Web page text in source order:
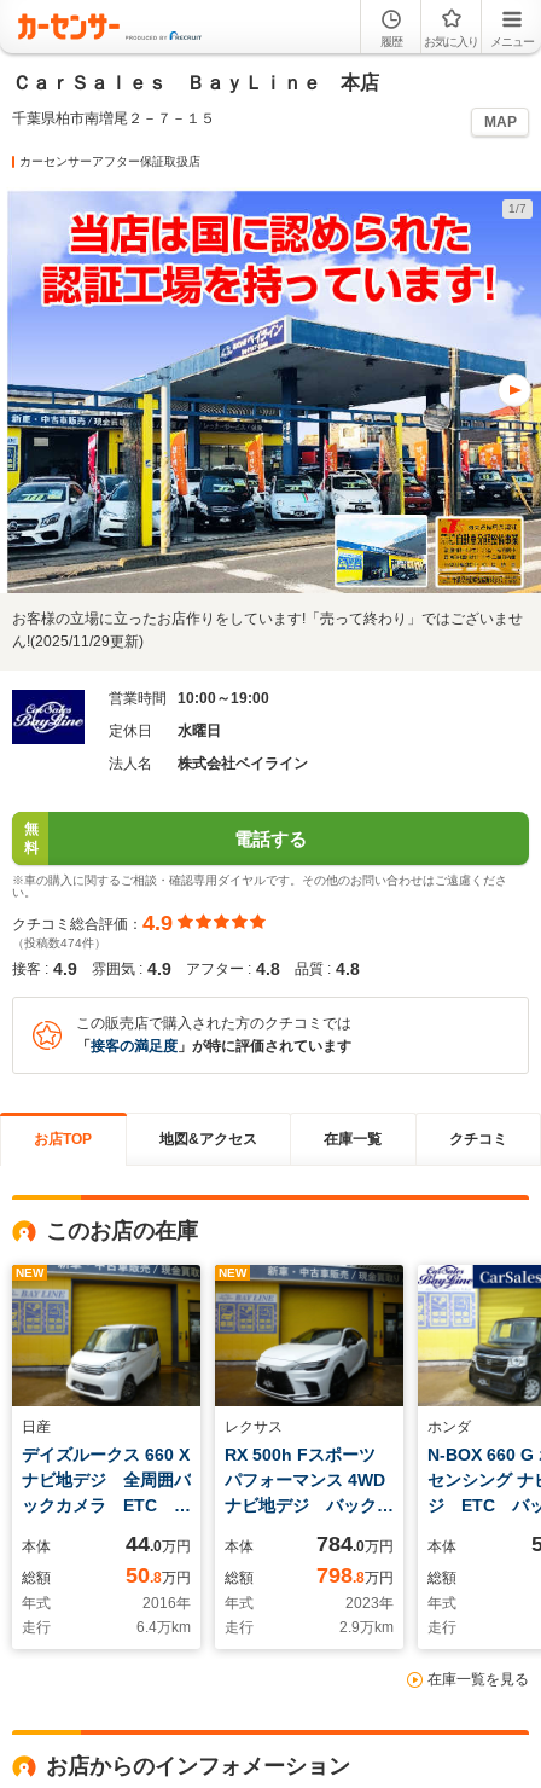
履歴 お気に入り メニュー
ＣａｒＳａｌｅｓ ＢａｙＬｉｎｅ 本店
千葉県柏市南増尾２－７－１５ MAP
カーセンサーアフター保証取扱店
1/7
お客様の立場に立ったお店作りをしています!「売って終わり」ではございませ
ん!(2025/11/29更新)
営業時間
10:00～19:00
定休日
水曜日
法人名
株式会社ベイライン
無
料
電話する
※車の購入に関するご相談・確認専用ダイヤルです。その他のお問い合わせはご遠慮くださ
い。
クチコミ総合評価： 4.9
（投稿数474件）
接客 : 4.9 雰囲気 : 4.9 アフター : 4.8 品質 : 4.8
この販売店で購入された方のクチコミでは
「 接客の満足度 」が特に評価されています
お店TOP 地図&アクセス 在庫一覧 クチコミ
このお店の在庫
NEW
日産
デイズルークス 660 X
ナビ地デジ 全周囲バ
ックカメラ ETC P
ー
本体 44.0万円
総額
50.8万円
年式
2016年
走行
6.4万km
NEW
レクサス
RX 500h Fスポーツ
パフォーマンス 4WD
ナビ地デジ バックカ
ト サンルーフ LED
ライト 1オーナー禁
煙車
本体 784.0万円
総額
798.8万円
年式
2023年
走行
2.9万km
ホンダ
N-BOX 660 G
センシング ナ
ジ ETC バ
ア スマート
本体
総額
年式
走行
在庫一覧を見る
お店からのインフォメーション